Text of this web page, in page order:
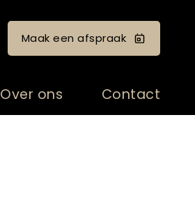
Maak een afspraak
Over ons Contact